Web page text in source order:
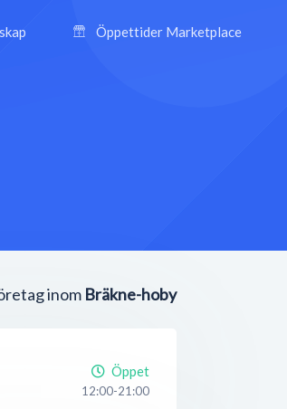
Öppettider Marketplace
inom Bräkne-hoby
Öppet
12:00-21:00